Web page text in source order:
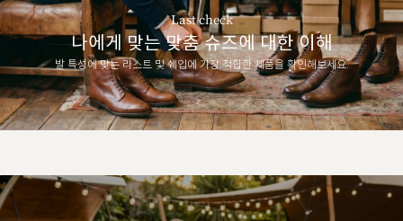
Last check
나에게 맞는 맞춤 슈즈에 대한 이해
발 특성에 맞는 라스트 및 쉐입에 가장 적합한 제품을 확인해보세요.